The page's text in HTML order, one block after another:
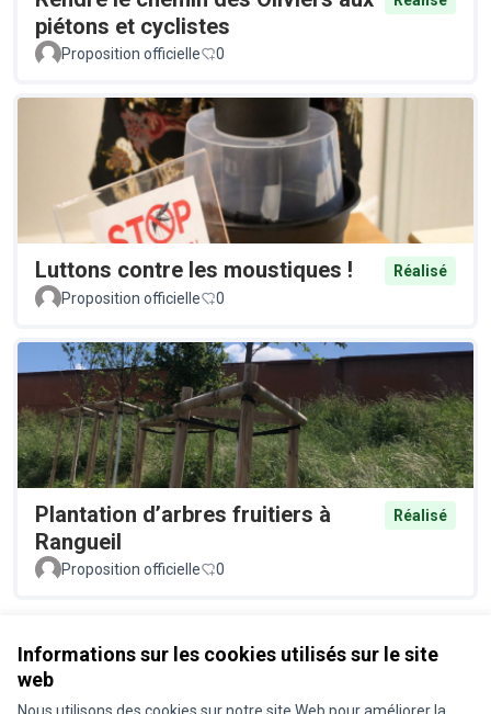
Informations sur les cookies utilisés sur le site
web
piétons et cyclistes
Proposition officielle 0
Luttons contre les moustiques !
Réalisé
Proposition officielle
0
Plantation d’arbres fruitiers à
Rangueil
Réalisé
Proposition officielle 0